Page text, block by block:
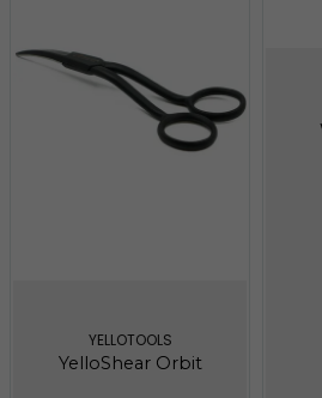
YELLOTOOLS
YelloShear Orbit